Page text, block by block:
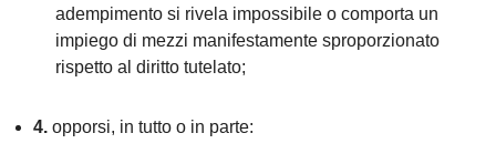
adempimento si rivela impossibile o comporta un
impiego di mezzi manifestamente sproporzionato
rispetto al diritto tutelato;
4. opporsi, in tutto o in parte: